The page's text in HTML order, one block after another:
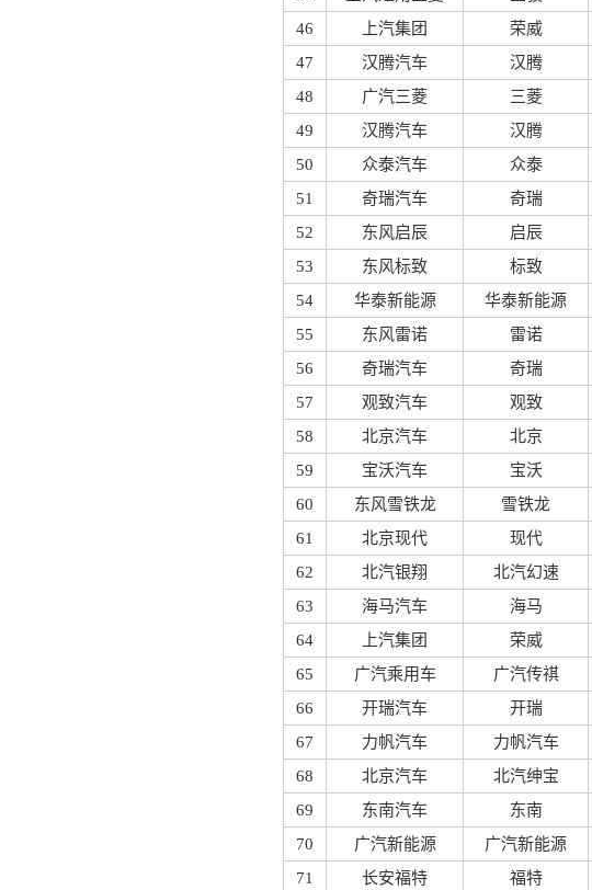
46
上汽集团 荣威
47
汉腾汽车 汉腾
48
广汽三菱 三菱
49
汉腾汽车 汉腾
50
众泰汽车 众泰
51
奇瑞汽车 奇瑞
52
东风启辰 启辰
53
东风标致 标致
54
华泰新能源 华泰新能源
55
东风雷诺 雷诺
56
奇瑞汽车 奇瑞
57
观致汽车 观致
58
北京汽车 北京
59
宝沃汽车 宝沃
60
东风雪铁龙 雪铁龙
61
北京现代 现代
62
北汽银翔 北汽幻速
63
海马汽车 海马
64
上汽集团 荣威
65
广汽乘用车 广汽传祺
66
开瑞汽车 开瑞
67
力帆汽车 力帆汽车
68
北京汽车 北汽绅宝
69
东南汽车 东南
70
广汽新能源 广汽新能源
71
长安福特 福特